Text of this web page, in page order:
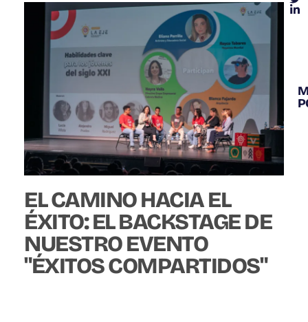
EL CAMINO HACIA EL
ÉXITO: EL BACKSTAGE DE
NUESTRO EVENTO
"ÉXITOS COMPARTIDOS"
PREMIOS Y
RECONOCIMIENTOS